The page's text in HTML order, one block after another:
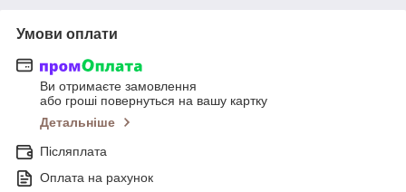
Умови оплати
Ви отримаєте замовлення
або гроші повернуться на вашу картку
Детальніше
Післяплата
Оплата на рахунок